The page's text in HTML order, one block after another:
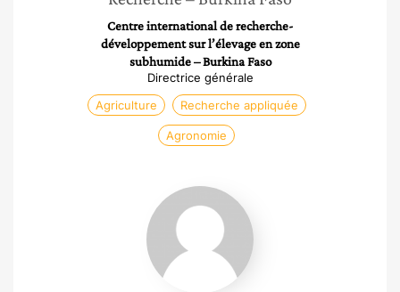
Centre international de recherche-
développement sur l’élevage en zone
subhumide – Burkina Faso
Directrice générale
Agriculture
Recherche appliquée
Agronomie
Martine
Somda
Dakuyo